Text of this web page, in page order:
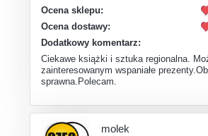
Ocena sklepu:
Ocena dostawy:
Dodatkowy komentarz:
Ciekawe książki i sztuka regionalna.
zainteresowanym wspaniałe
sprawna.Polecam.
molek